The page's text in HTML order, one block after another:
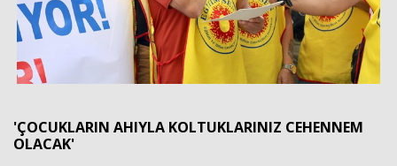
'ÇOCUKLARIN AHIYLA KOLTUKLARINIZ CEHENNEM
OLACAK'